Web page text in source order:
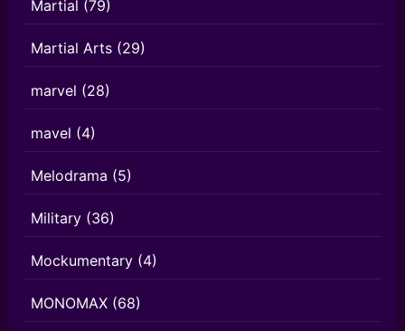
Martial (79)
Martial Arts (29)
marvel (28)
mavel (4)
Melodrama (5)
Military (36)
Mockumentary (4)
MONOMAX (68)